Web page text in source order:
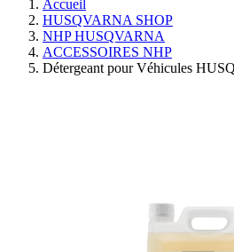
Accueil
HUSQVARNA SHOP
NHP HUSQVARNA
ACCESSOIRES NHP
Détergeant pour Véhicules